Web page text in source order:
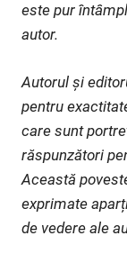
este pur
autor.
Autorul și
pentru
care sunt
răspunzători
Această
exprimate
de vedere ale